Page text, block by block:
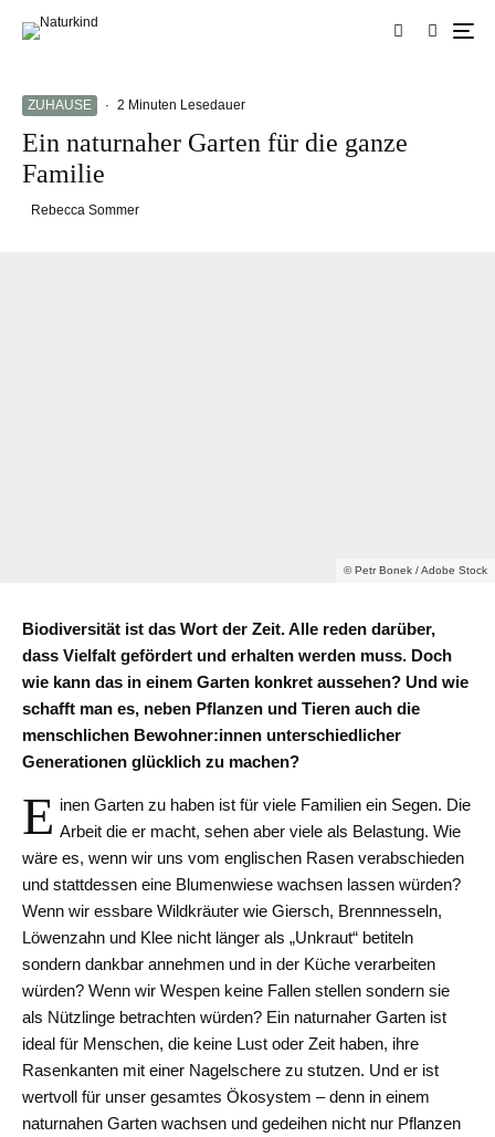
ZUHAUSE · 2 Minuten Lesedauer
Ein naturnaher Garten für die ganze
Familie
Rebecca Sommer
© Petr Bonek / Adobe Stock
Biodiversität ist das Wort der Zeit. Alle reden darüber,
dass Vielfalt gefördert und erhalten werden muss. Doch
wie kann das in einem Garten konkret aussehen? Und wie
schafft man es, neben Pflanzen und Tieren auch die
menschlichen Bewohner:innen unterschiedlicher
Generationen glücklich zu machen?
E inen Garten zu haben ist für viele Familien ein Segen. Die
Arbeit die er macht, sehen aber viele als Belastung. Wie
wäre es, wenn wir uns vom englischen Rasen verabschieden
und stattdessen eine Blumenwiese wachsen lassen würden?
Wenn wir essbare Wildkräuter wie Giersch, Brennnesseln,
Löwenzahn und Klee nicht länger als „Unkraut“ betiteln
sondern dankbar annehmen und in der Küche verarbeiten
würden? Wenn wir Wespen keine Fallen stellen sondern sie
als Nützlinge betrachten würden? Ein naturnaher Garten ist
ideal für Menschen, die keine Lust oder Zeit haben, ihre
Rasenkanten mit einer Nagelschere zu stutzen. Und er ist
wertvoll für unser gesamtes Ökosystem – denn in einem
naturnahen Garten wachsen und gedeihen nicht nur Pflanzen